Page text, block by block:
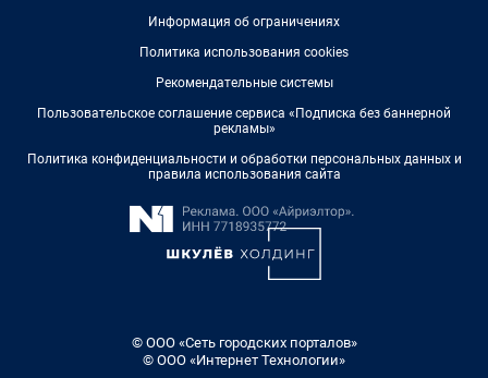
Информация об ограничениях
Политика использования cookies
Рекомендательные системы
Пользовательское соглашение сервиса «Подписка без баннерной
рекламы»
Политика конфиденциальности и обработки персональных данных и
правила использования сайта
© ООО «Сеть городских порталов»
© ООО «Интернет Технологии»